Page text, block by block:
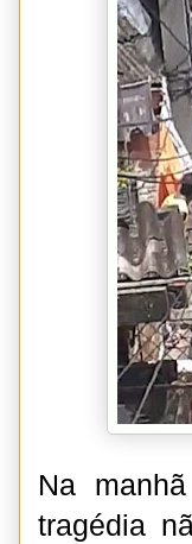
Na
tragédia